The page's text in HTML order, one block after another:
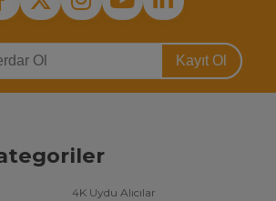
Kayıt Ol
4K Uydu Alıcılar